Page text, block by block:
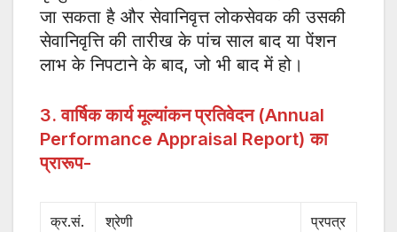
जा सकता है और सेवानिवृत्त लोकसेवक की उसकी
सेवानिवृत्ति की तारीख के पांच साल बाद या पेंशन
लाभ के निपटाने के बाद, जो भी बाद में हो।
3. वार्षिक कार्य मूल्यांकन प्रतिवेदन (Annual
Performance Appraisal Report) का
प्रारूप-
क्र.सं. श्रेणी प्रपत्र